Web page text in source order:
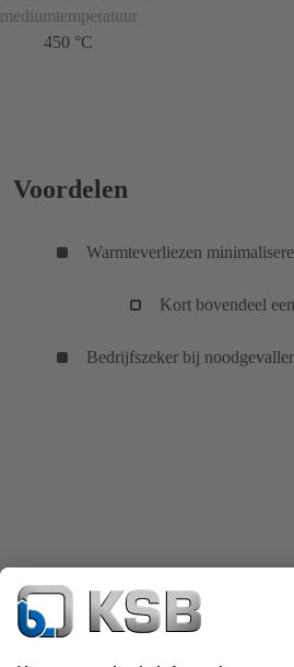
mediumtemperatuur
450 °C
Voordelen
Warmteverliezen
Kort bovendeel
Bedrijfszeker bij